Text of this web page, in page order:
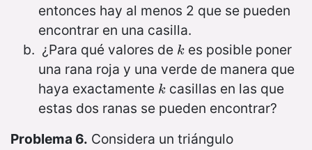
entonces hay al menos 2 que se pueden
encontrar en una casilla.
¿Para qué valores de k
k es posible poner
una rana roja y una verde de manera que
haya exactamente k
k casillas en las que
estas dos ranas se pueden encontrar?
Problema 6. Considera un triángulo